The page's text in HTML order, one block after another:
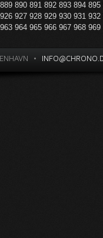
889 890 891 892 893 894 895
926 927 928 929 930 931 932
963 964 965 966 967 968 969
•